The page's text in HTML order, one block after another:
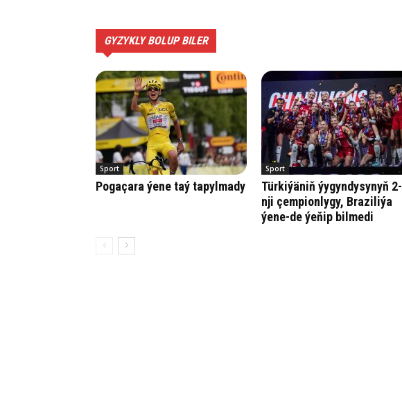
GYZYKLY BOLUP BILER
Sport
Pogaçara ýene taý tapylmady
Sport
Türkiýäniň ýygyndysynyň 2-
nji çempionlygy, Braziliýa
ýene-de ýeňip bilmedi